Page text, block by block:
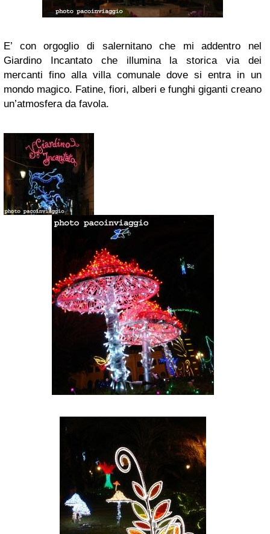
E’ con orgoglio di salernitano che mi addentro nel
Giardino Incantato che illumina la storica via dei
mercanti fino alla villa comunale dove si entra in un
mondo magico. Fatine, fiori, alberi e funghi giganti creano
un’atmosfera da favola.